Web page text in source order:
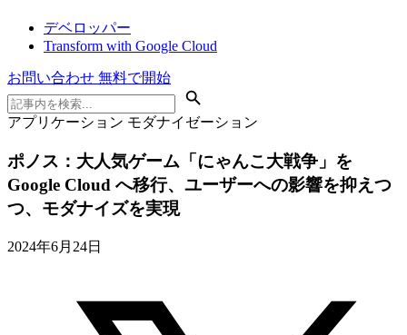
デベロッパー
Transform with Google Cloud
お問い合わせ 無料で開始
アプリケーション モダナイゼーション
ポノス：大人気ゲーム「にゃんこ大戦争」を
Google Cloud へ移行、ユーザーへの影響を抑えつ
つ、モダナイズを実現
2024年6月24日